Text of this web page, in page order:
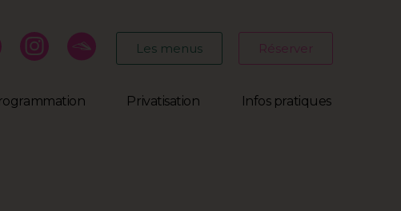
Les menus Réserver
Privatisation Infos pratiques